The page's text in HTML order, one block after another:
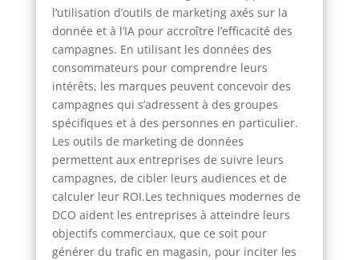
l’utilisation d’outils de marketing axés sur la
donnée et à l’IA pour accroître l’efficacité des
campagnes. En utilisant les données des
consommateurs pour comprendre leurs
intérêts, les marques peuvent concevoir des
campagnes qui s’adressent à des groupes
spécifiques et à des personnes en particulier.
Les outils de marketing de données
permettent aux entreprises de suivre leurs
campagnes, de cibler leurs audiences et de
calculer leur ROI.Les techniques modernes de
DCO aident les entreprises à atteindre leurs
objectifs commerciaux, que ce soit pour
générer du trafic en magasin, pour inciter les